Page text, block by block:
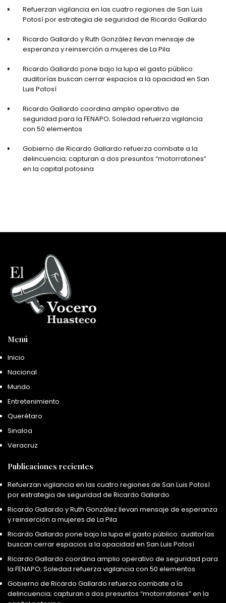
Refuerzan vigilancia en las cuatro regiones de San Luis
Potosí por estrategia de seguridad de Ricardo Gallardo
Ricardo Gallardo y Ruth González llevan mensaje de
esperanza y reinserción a mujeres de La Pila
Ricardo Gallardo pone bajo la lupa el gasto público:
auditorías buscan cerrar espacios a la opacidad en San
Luis Potosí
Ricardo Gallardo coordina amplio operativo de
seguridad para la FENAPO; Soledad refuerza vigilancia
con 50 elementos
Gobierno de Ricardo Gallardo refuerza combate a la
delincuencia; capturan a dos presuntos “motorratones”
en la capital potosina
Menú
Inicio
Nacional
Mundo
Entretenimiento
Querétaro
Sinaloa
Veracruz
Publicaciones recientes
Refuerzan vigilancia en las cuatro regiones de San Luis Potosí
por estrategia de seguridad de Ricardo Gallardo
Ricardo Gallardo y Ruth González llevan mensaje de esperanza
y reinserción a mujeres de La Pila
Ricardo Gallardo pone bajo la lupa el gasto público: auditorías
buscan cerrar espacios a la opacidad en San Luis Potosí
Ricardo Gallardo coordina amplio operativo de seguridad para
la FENAPO; Soledad refuerza vigilancia con 50 elementos
Gobierno de Ricardo Gallardo refuerza combate a la
delincuencia; capturan a dos presuntos “motorratones” en la